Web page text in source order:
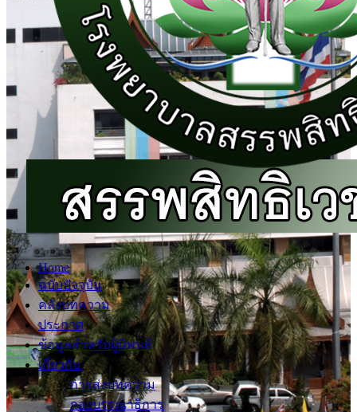
Home
ฉบับปัจจุบัน
คลังบทความ
ประกาศ
ข้อมูลสำหรับผู้นิพนธ์
เกี่ยวกับ
การส่งบทความ
กองบรรณาธิการ